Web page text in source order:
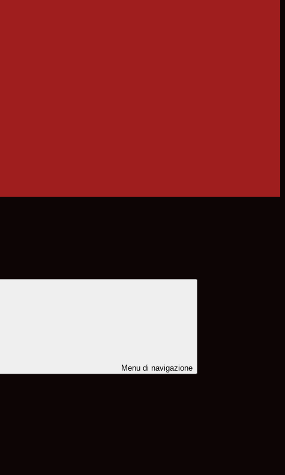
Menu di navigazione